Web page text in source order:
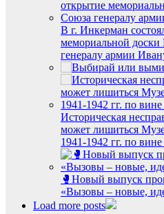
В г. Инкерман
мемориальной доски
генералу армии
Историческая
может лишиться
1941-1942 гг. по вине
🥊Новый выпуск
«Вызовы – новые,
Load more posts